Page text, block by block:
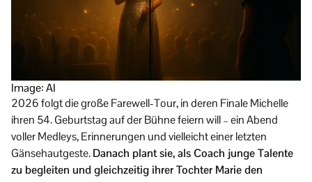
Image: AI
2026 folgt die große Farewell-Tour, in deren Finale Michelle
ihren 54. Geburtstag auf der Bühne feiern will – ein Abend
voller Medleys, Erinnerungen und vielleicht einer letzten
Gänsehautgeste.Danach plant sie, als Coach junge Talente
zu begleiten und gleichzeitig ihrer Tochter Marie den